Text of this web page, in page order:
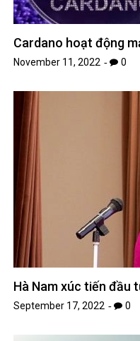
Cardano hoạt động
November 11, 2022 0
Hà Nam xúc tiến đầu
September 17, 2022 0